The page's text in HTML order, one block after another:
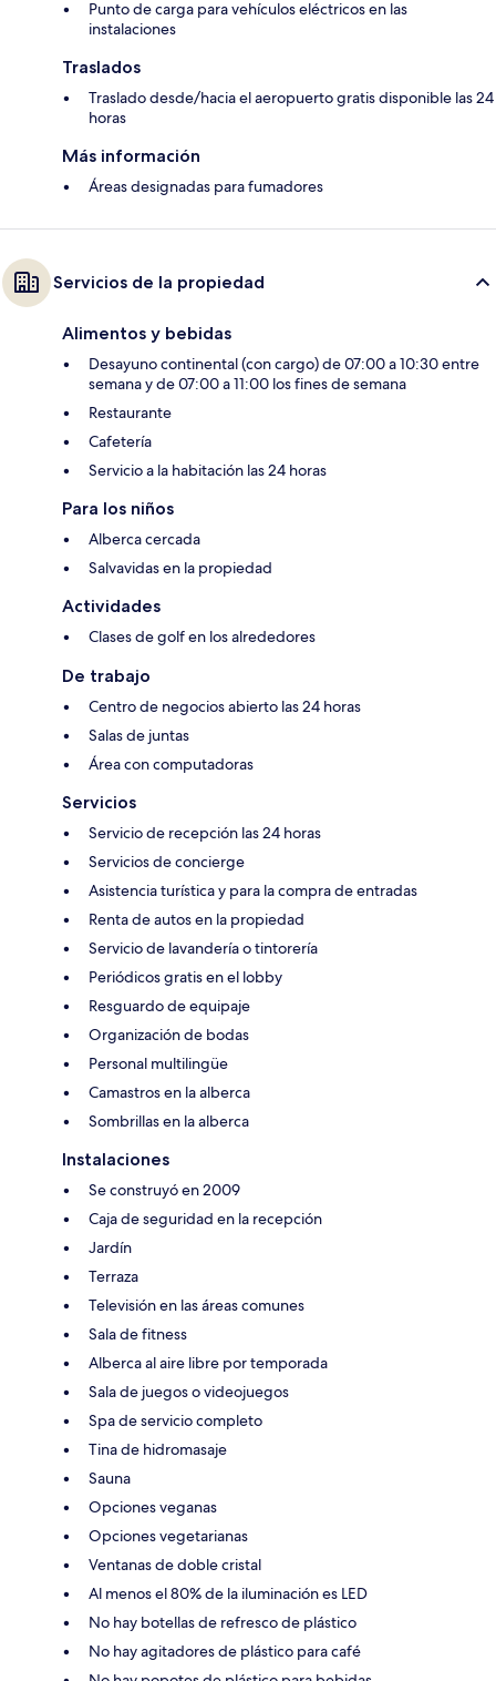
Punto de carga para vehículos eléctricos en las
instalaciones
Traslados
Traslado desde/hacia el aeropuerto gratis disponible las 24
horas
Más información
Áreas designadas para fumadores
Servicios de la propiedad
Alimentos y bebidas
Desayuno continental (con cargo) de 07:00 a 10:30 entre
semana y de 07:00 a 11:00 los fines de semana
Restaurante
Cafetería
Servicio a la habitación las 24 horas
Para los niños
Alberca cercada
Salvavidas en la propiedad
Actividades
Clases de golf en los alrededores
De trabajo
Centro de negocios abierto las 24 horas
Salas de juntas
Área con computadoras
Servicios
Servicio de recepción las 24 horas
Servicios de concierge
Asistencia turística y para la compra de entradas
Renta de autos en la propiedad
Servicio de lavandería o tintorería
Periódicos gratis en el lobby
Resguardo de equipaje
Organización de bodas
Personal multilingüe
Camastros en la alberca
Sombrillas en la alberca
Instalaciones
Se construyó en 2009
Caja de seguridad en la recepción
Jardín
Terraza
Televisión en las áreas comunes
Sala de fitness
Alberca al aire libre por temporada
Sala de juegos o videojuegos
Spa de servicio completo
Tina de hidromasaje
Sauna
Opciones veganas
Opciones vegetarianas
Ventanas de doble cristal
Al menos el 80% de la iluminación es LED
No hay botellas de refresco de plástico
No hay agitadores de plástico para café